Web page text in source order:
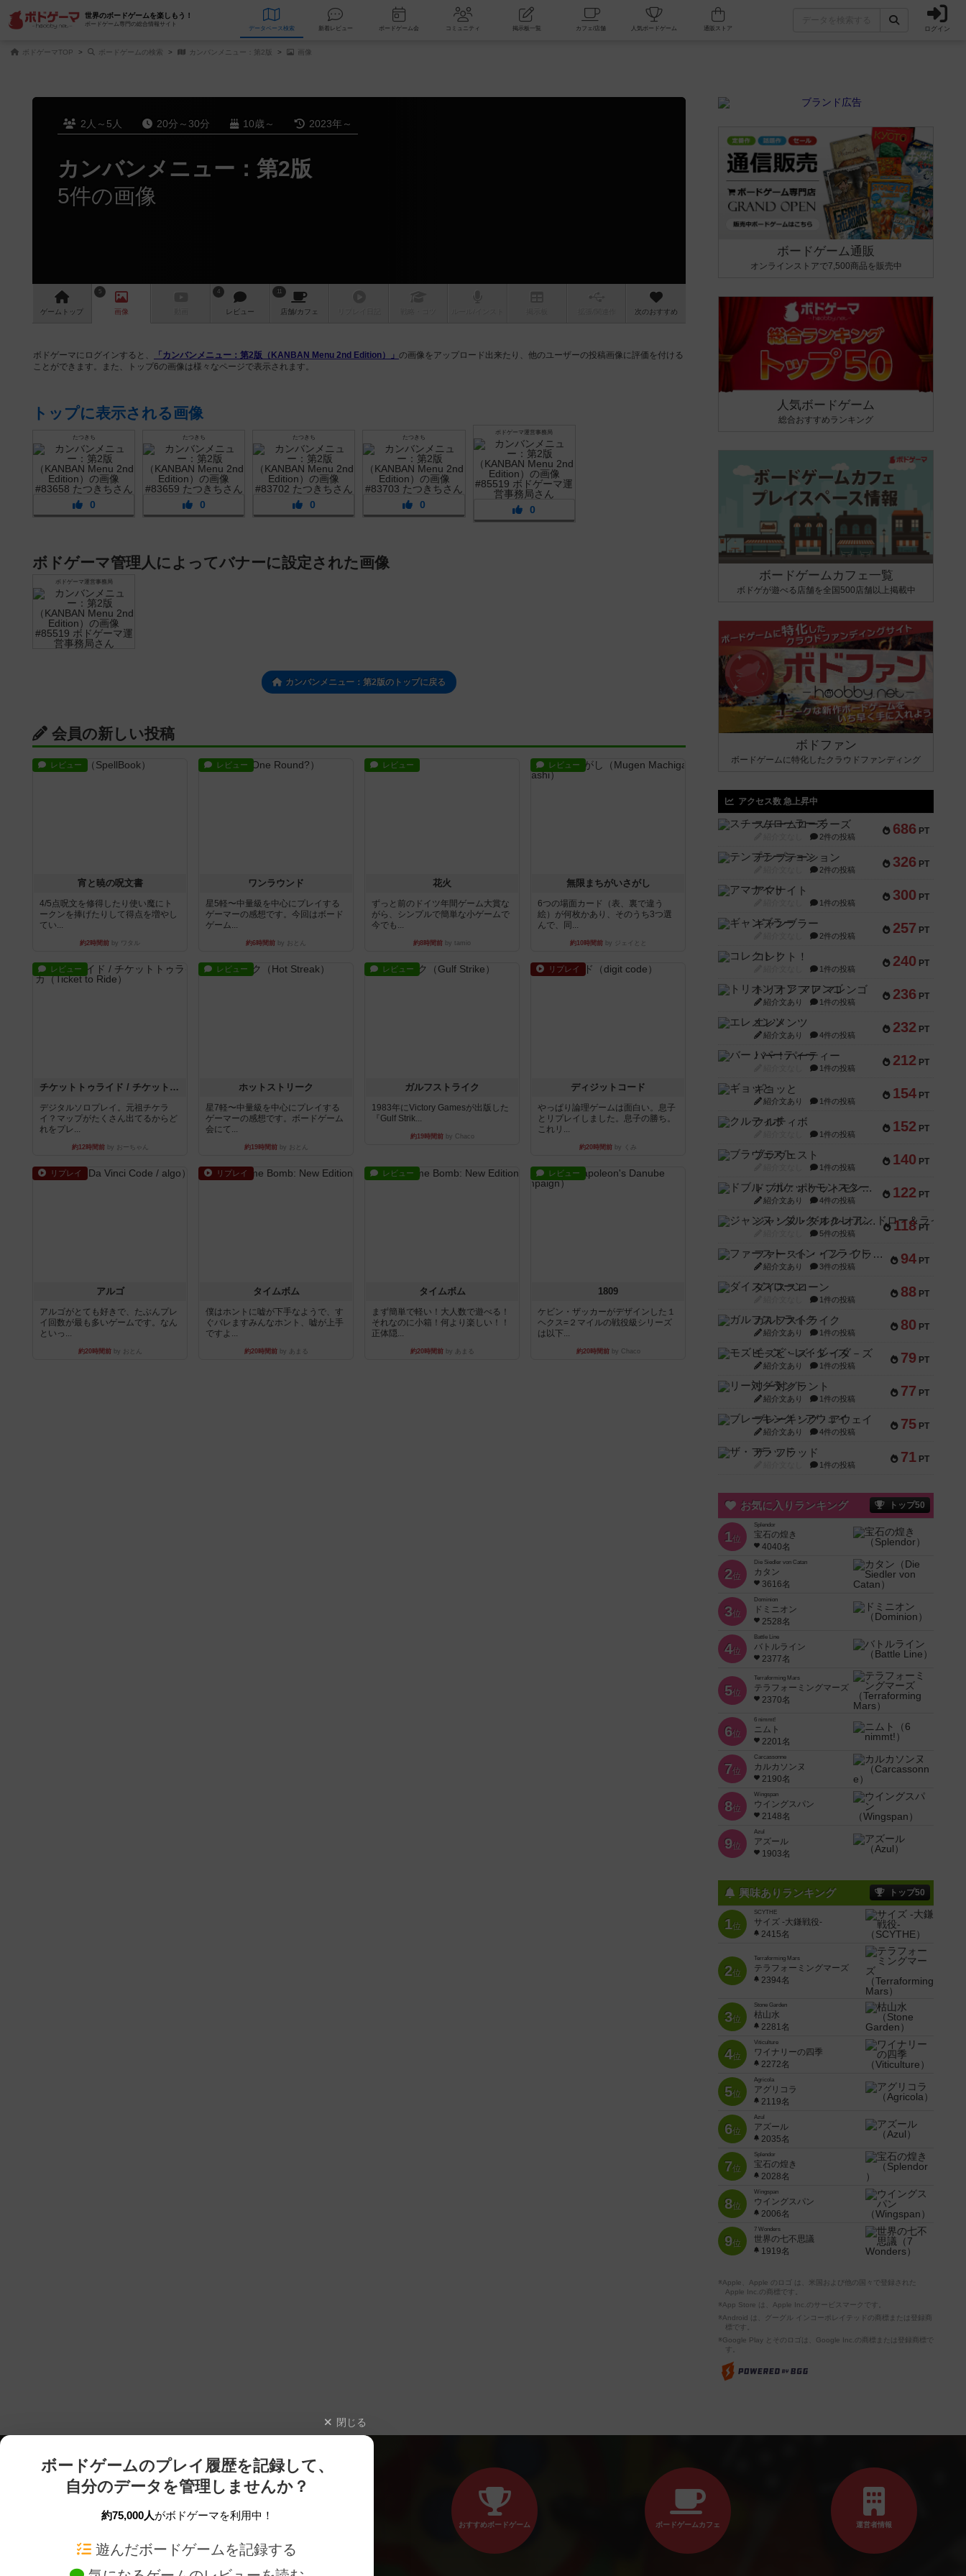
世界のボードゲームを楽しもう！
ボードゲーム専門の総合情報サイト
データベース 検索 新着レビュー ボードゲーム会 コミュニティ 掲示板一覧 カフェ/店舗 人気ボードゲーム ログイン
ボドゲーマTOP ボードゲームの検索 カンバンメニュー：第2版 画像
2人～5人 20分～30分 10歳～ 2023年～
カンバンメニュー：第2版
5件の画像
ゲーム トップ
5
画像
4
レビュー
11
店舗/カフェ 次のおすすめ
ボドゲーマにログインすると、 「カンバンメニュー：第2版（KANBAN Menu 2nd Edition）」 の画像をアップロード出来たり、他のユーザーの投稿画像に評価を付ける
ことができます。また、トップ6の画像は様々なページで表示されます。
トップに表示される画像
たつきち
0
たつきち
0
たつきち
0
たつきち
0
ボドゲーマ運営事務局
0
ボドゲーマ管理人によってバナーに設定された画像
ボドゲーマ運営事務局
カンバンメニュー：第2版のトップに戻る
会員の新しい投稿
レビュー
宵と暁の呪文書
4/5点呪文を修得したり使い魔にト
ークンを捧げたりして得点を増やし
てい...
約2時間前 by ワタル
レビュー
ワンラウンド
星5軽〜中量級を中心にプレイする
ゲーマーの感想です。今回はボード
ゲーム...
約6時間前 by おとん
レビュー
花火
ずっと前のドイツ年間ゲーム大賞な
がら、シンプルで簡単な小ゲームで
今でも...
約8時間前 by tamio
レビュー
無限まちがいさがし
6つの場面カード（表、裏で違う
絵）が何枚かあり、そのうち3つ選
んで、同...
約10時間前by ジェイとと
レビュー
チケットトゥライド / チケットトゥライドアメリカ
デジタルソロプレイ。元祖チケラ
イ？マップがたくさん出てるからど
れをプレ...
約12時間前by おーちゃん
レビュー
ホットストリーク
星7軽〜中量級を中心にプレイする
ゲーマーの感想です。ボードゲーム
会にて...
約19時間前by おとん
レビュー
ガルフストライク
1983年にVictory Gamesが出版した
『Gulf Strik...
約19時間前by Chaco
リプレイ
ディジットコード
やっぱり論理ゲームは面白い。息子
とリプレイしました。息子の勝ち。
これリ...
約20時間前 by くみ
リプレイ
アルゴ
アルゴがとても好きで、たぶんプレ
イ回数が最も多いゲームです。なん
といっ...
約20時間前by おとん
リプレイ
タイムボム
僕はホントに嘘が下手なようで、す
ぐバレますみんなホント、嘘が上手
ですよ...
約20時間前by あまる
レビュー
タイムボム
まず簡単で軽い！大人数で遊べる！
それなのに小箱！何より楽しい！！
正体隠...
約20時間前by あまる
レビュー
1809
ケビン・ザッカーがデザインした１
ヘクス=２マイルの戦役級シリーズ
は以下...
約20時間前by Chaco
ボードゲーム通販
オンラインストアで7,500商品を販売中
人気ボードゲーム
総合おすすめランキング
ボードゲームカフェ一覧
ボドゲが遊べる店舗を全国500店舗以上掲載中
ボドファン
ボードゲームに特化したクラウドファンディング
アクセス数 急上昇中
686 PT
スチームローラーズ
2件の投稿
326 PT
テンプテーション
2件の投稿
300 PT
アマナイト
1件の投稿
257 PT
ギャンブラー
2件の投稿
240 PT
コレクト！
1件の投稿
236 PT
トリオンフ ア マレンゴ
紹介文あり 1件の投稿
232 PT
エレメンツ
紹介文あり 4件の投稿
212 PT
バー！パーティー
1件の投稿
154 PT
ギョッと
紹介文あり 1件の投稿
152 PT
クルティボ
1件の投稿
140 PT
ブラヴェスト
1件の投稿
122 PT
ドブル：ポケットモンスター
紹介文あり 4件の投稿
118 PT
ジャンヌ・ダルク-オルレアン ドロー＆ライト
5件の投稿
94 PT
ファースト・イン・フライト
紹介文あり 3件の投稿
88 PT
ダイススローン
1件の投稿
80 PT
ガルフストライク
紹介文あり 1件の投稿
79 PT
モズビ－ズ・レイダ－ズ
紹介文あり 1件の投稿
77 PT
リー対グラント
紹介文あり 1件の投稿
75 PT
ブレーキング・アウェイ
紹介文あり 4件の投稿
71 PT
ザ・フラッド
1件の投稿
お気に入りランキング トップ50
1位
Splendor
宝石の煌き
4040名
2位
Die Siedler von Catan
カタン
3616名
3位
Dominion
ドミニオン
2528名
4位
Battle Line
バトルライン
2377名
5位
Terraforming Mars
テラフォーミングマーズ
2370名
6位
6 nimmt!
ニムト
2201名
7位
Carcassonne
カルカソンヌ
2190名
8位
Wingspan
ウイングスパン
2148名
9位
Azul
アズール
1903名
興味ありランキング トップ50
1位
SCYTHE
サイズ -大鎌戦役-
2415名
2位
Terraforming Mars
テラフォーミングマーズ
2394名
3位
Stone Garden
枯山水
2281名
4位
Viticulture
ワイナリーの四季
2272名
5位
Agricola
アグリコラ
2119名
6位
Azul
アズール
2035名
7位
Splendor
宝石の煌き
2028名
8位
Wingspan
ウイングスパン
2006名
9位
7 Wonders
世界の七不思議
1919名
※Apple、Apple のロゴ は、米国および他の国々で登録された
Apple Inc.の商標です。
※App Store は、Apple Inc.のサービスマークです。
※Android は、グーグル インコーポレイテッドの商標または登録商
標です。
※Google Play とそのロゴは、Google Inc.の商標または登録商標で
す。
閉じる
ボードゲームのプレイ履歴を記録して、
自分のデータを管理しませんか？
約75,000人がボドゲーマを利用中！
遊んだボードゲームを記録する
おすすめボードゲーム ボードゲームカフェ 運営者情報